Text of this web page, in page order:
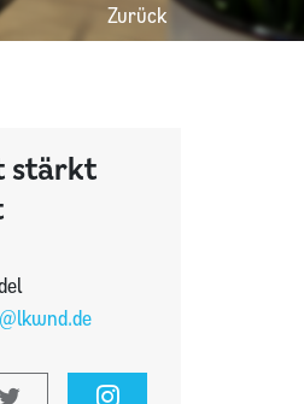
Zurück
stärkt